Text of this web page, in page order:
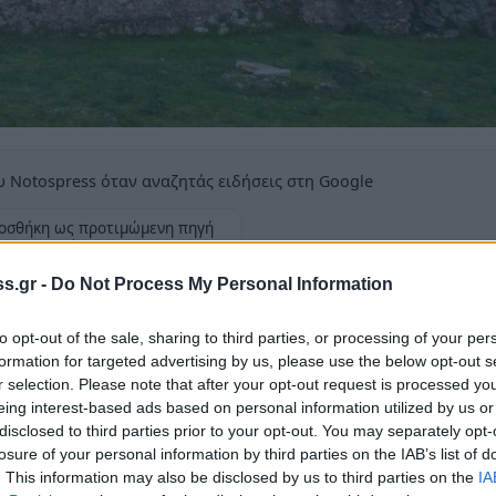
- Do Not Process My Personal Information
opt-out of the sale, sharing to third parties, or processing of your
for targeted advertising by us, please use the below opt-out
selection. Please note that after your opt-out request is processed
interest-based ads based on personal information utilized by us
to third parties prior to your opt-out. You may separately
of your personal information by third parties on the IAB’s list of
This information may also be disclosed by us to third parties on the
όταν αναζητάς ειδήσεις στη Google
ως προτιμώμενη πηγή
αποτελέσματα της Google
Χώρα του Μυστρά θα παραμείνει
από την Τρίτη, 14 Νοεμβρίου 2023
βρίσκεται σε εξέλιξη ήδη από το 2022